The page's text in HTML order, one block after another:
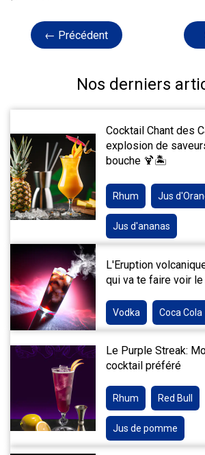
← Précédent
Nos derniers
Cocktail Chant des
explosion de
bouche 🍹🏝️
Rhum Jus
Jus d'ananas
L'Eruption
qui va te faire voir
Vodka Coca Cola
Le Purple Streak:
cocktail préféré
Rhum Red Bull
Jus de pomme